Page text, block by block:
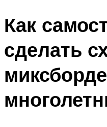
Как
сделать